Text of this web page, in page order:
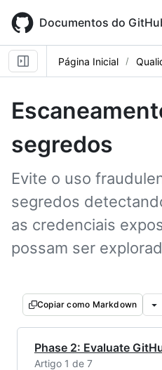
main
content
Documentos do
Página Inicial
segredos
Evite o uso
segredos
as credenciais
possam ser
Copiar como Markdown
Phase 2: Evaluate
Artigo 1 de 7